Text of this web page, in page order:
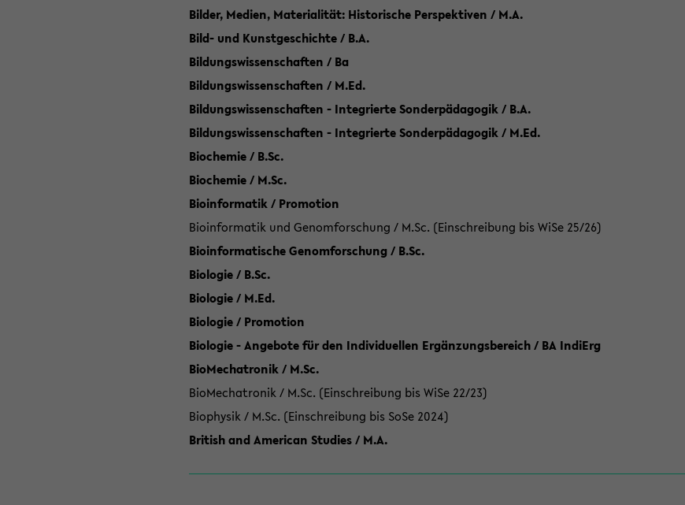
Bilder, Medien, Materialität: Historische Perspektiven / M.A.
Bild- und Kunstgeschichte / B.A.
Bildungswissenschaften / Ba
Bildungswissenschaften / M.Ed.
Bildungswissenschaften - Integrierte Sonderpädagogik / B.A.
Bildungswissenschaften - Integrierte Sonderpädagogik / M.Ed.
Biochemie / B.Sc.
Biochemie / M.Sc.
Bioinformatik / Promotion
Bioinformatik und Genomforschung / M.Sc. (Einschreibung bis WiSe 25/26)
Bioinformatische Genomforschung / B.Sc.
Biologie / B.Sc.
Biologie / M.Ed.
Biologie / Promotion
Biologie - Angebote für den Individuellen Ergänzungsbereich / BA IndiErg
BioMechatronik / M.Sc.
BioMechatronik / M.Sc. (Einschreibung bis WiSe 22/23)
Biophysik / M.Sc. (Einschreibung bis SoSe 2024)
British and American Studies / M.A.